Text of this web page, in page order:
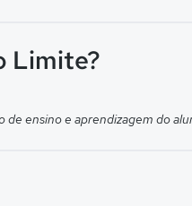
Limite?
ensino e aprendizagem do